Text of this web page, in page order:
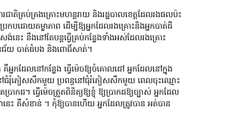
រប់គ្រងគ្រោះមហន្តរាយ និងរដ្ឋបាលខេត្តដែលរងផលប៉ះ
ោយតម្លាភាព ដើម្បីឱ្យអ្នកដែលរងគ្រោះនិងអ្នកបាត់ដី
េះ នឹងនៅតែបន្តធ្វើគ្រប់កន្លែងទាំងអស់ដែលរងគ្រោះ
ានជ័យ បាត់ដំបង និងពោធិ៍សាត់។
កដែលនៅកន្លែង ធ្វើម៉េចឱ្យចំគោលដៅ អ្នកដែលនៅក្នុង
ជំរុំភៀសសឹកមួយ ប្រពន្ធនៅជុំរំភៀសសឹកមួយ ពេលចុះឈ្មោះ
ដ។ ធ្វើម៉េចត្រួតពិនិត្យឱ្យខ្ញុំ ឱ្យប្រាកដឱ្យច្បាស់ អ្នកដែល
នេះ គឺសំខាន់ ។ កុំឱ្យបានហើយ អ្នកដែលត្រូវបាន អត់បាន